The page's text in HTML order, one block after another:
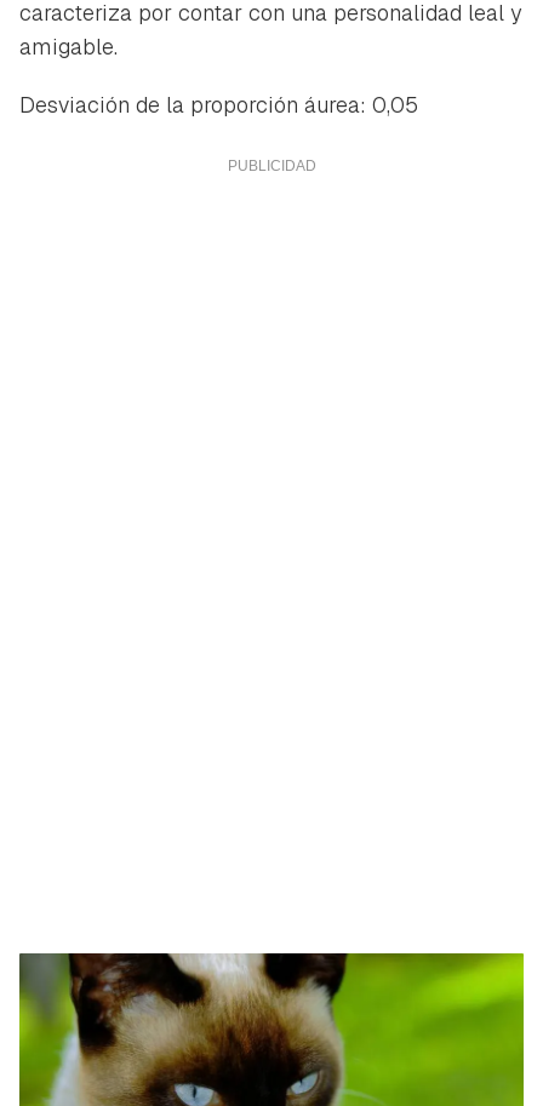
iniciar sesión con tu cuenta de Hogarmanía.
caracteriza por contar con una personalidad leal y
amigable.
Desviación de la proporción áurea: 0,05